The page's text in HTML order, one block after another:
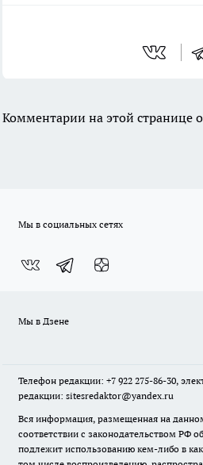
Комментарии на этой странице
Мы в социальных сетях
Мы в Дзене
Телефон редакции: +7 922 275-86-30,
редакции: sitesredaktor@yandex.ru
Вся информация, размещенная на
соответствии с законодательством РФ
подлежит использованию кем-либо в